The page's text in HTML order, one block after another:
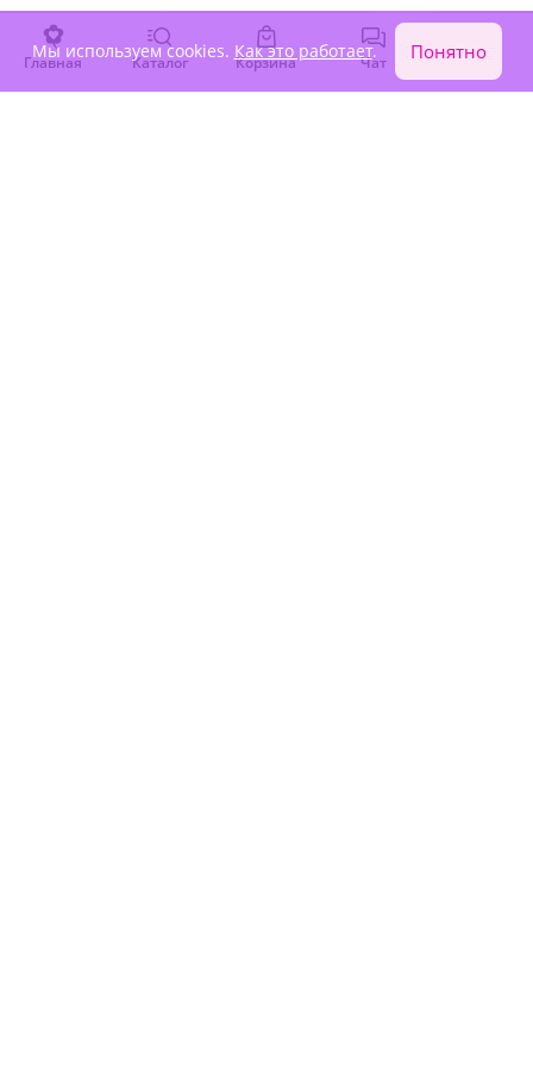
Главная Каталог Корзина Чат Войти
Мы используем cookies. Как это работает. Понятно